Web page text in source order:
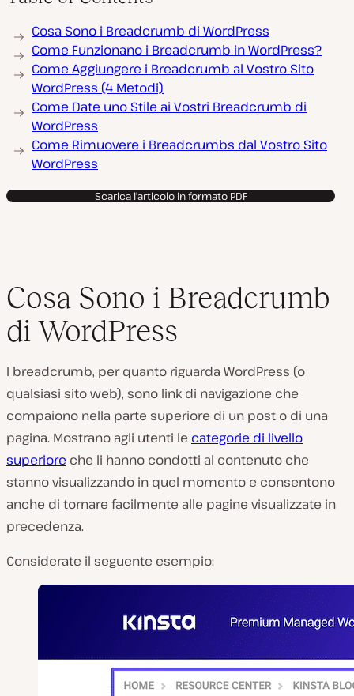
Cosa Sono i Breadcrumb di WordPress
Come Funzionano i Breadcrumb in WordPress?
Come Aggiungere i Breadcrumb al Vostro Sito
WordPress (4 Metodi)
Come Date uno Stile ai Vostri Breadcrumb di
WordPress
Come Rimuovere i Breadcrumbs dal Vostro Sito
WordPress
Scarica l'articolo in formato PDF
Cosa Sono i Breadcrumb
di WordPress
I breadcrumb, per quanto riguarda WordPress (o
qualsiasi sito web), sono link di navigazione che
compaiono nella parte superiore di un post o di una
pagina. Mostrano agli utenti le categorie di livello
superiore che li hanno condotti al contenuto che
stanno visualizzando in quel momento e consentono
anche di tornare facilmente alle pagine visualizzate in
precedenza.
Considerate il seguente esempio: